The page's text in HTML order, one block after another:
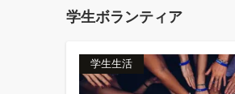
学生ボランティア
学生生活